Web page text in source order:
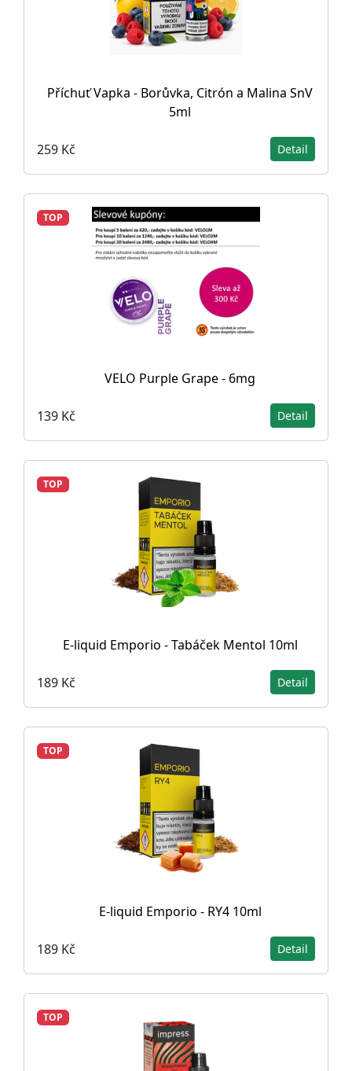
Příchuť Vapka - Borůvka, Citrón a Malina SnV
5ml
259 Kč Detail
TOP
VELO Purple Grape - 6mg
139 Kč Detail
TOP
E-liquid Emporio - Tabáček Mentol 10ml
189 Kč Detail
TOP
E-liquid Emporio - RY4 10ml
189 Kč Detail
TOP